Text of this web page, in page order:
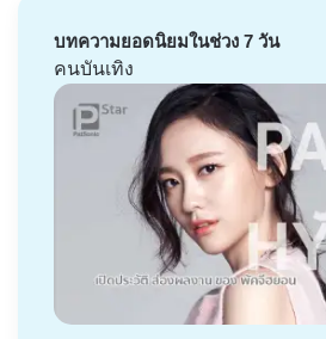
บทความยอดนิยมในช่วง 7 วัน
คนบันเทิง